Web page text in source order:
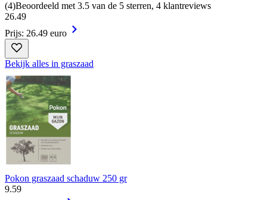
(4)Beoordeeld met 3.5 van de 5 sterren, 4 klantreviews
26.49
Prijs: 26.49 euro
Bekijk alles in graszaad
Pokon graszaad schaduw 250 gr
9.59